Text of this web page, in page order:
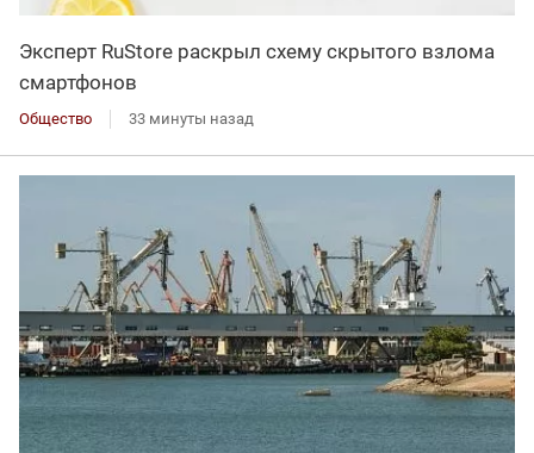
Эксперт RuStore раскрыл схему скрытого взлома
смартфонов
Общество 33 минуты назад